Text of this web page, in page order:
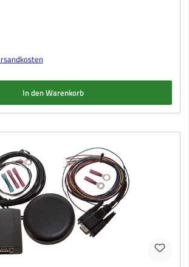
In den Warenkorb